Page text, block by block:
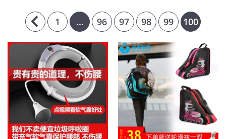
1 ... 96 97 98 99 100